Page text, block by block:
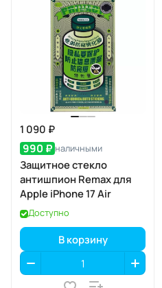
1 090 ₽
990 ₽ наличными
Защитное стекло
антишпион Remax для
Apple iPhone 17 Air
Доступно
В корзину